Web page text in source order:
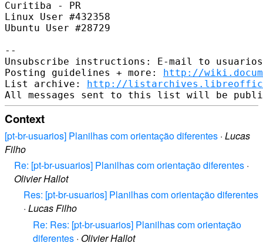
Curitiba - PR
Linux User #432358
Ubuntu User #28729
--
Unsubscribe instructions: E-mail to
Posting guidelines + more: http://
List archive: http://
Context
[pt-br-usuarios] Planilhas com orientação diferentes · Lucas
Filho
Re: [pt-br-usuarios] Planilhas com orientação diferentes ·
Olivier Hallot
Res: [pt-br-usuarios] Planilhas com orientação diferentes
· Lucas Filho
Re: Res: [pt-br-usuarios] Planilhas com orientação
diferentes · Olivier Hallot